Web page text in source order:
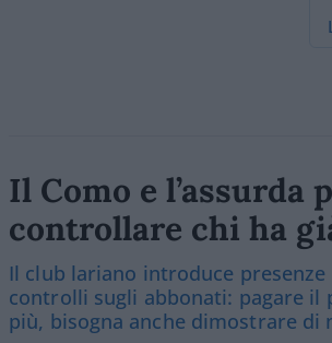
Il Como e l’assurda
controllare chi ha
Il club lariano introduce presenze
controlli sugli abbonati: pagare il
più, bisogna anche dimostrare di